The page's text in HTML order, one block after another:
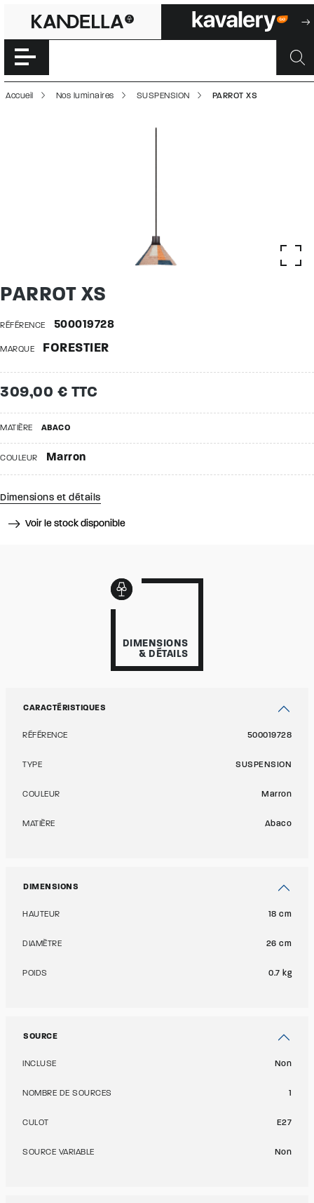
PARROT XS |
Accéder directement au contenu de la page
Accueil Nos luminaires SUSPENSION PARROT XS
PARROT XS
RÉFÉRENCE 500019728
MARQUE FORESTIER
309,00 € TTC
MATIÈRE ABACO
COULEUR Marron
Dimensions et détails
Voir le stock disponible
DIMENSIONS
& DÉTAILS
CARACTÉRISTIQUES
RÉFÉRENCE 500019728
TYPE SUSPENSION
COULEUR Marron
MATIÈRE Abaco
DIMENSIONS
HAUTEUR 18 cm
DIAMÈTRE 26 cm
POIDS 0.7 kg
SOURCE
INCLUSE Non
NOMBRE DE SOURCES 1
CULOT E27
SOURCE VARIABLE Non